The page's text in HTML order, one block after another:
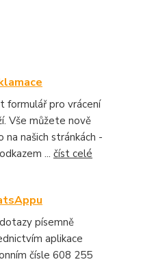
formulář pro vrácení
Vše můžete nově
našich stránkách -
... číst celé
písemně
aplikace
čísle 608 255